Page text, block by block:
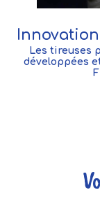
Les tireuses
développées